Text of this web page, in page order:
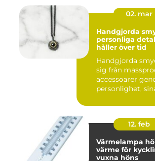
02. mar
Handgjorda
personliga
håller över tid
Handgjorda
sig från
accessoarer
personlighet,
12. feb
Värmelampa höns
värme för
vuxna höns